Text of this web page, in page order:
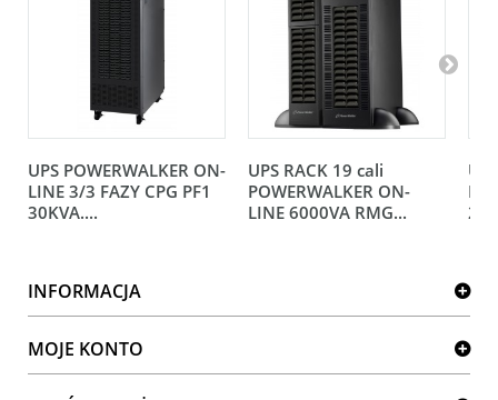
UPS POWERWALKER ON-
LINE 3/3 FAZY CPG PF1
30KVA....
UPS RACK 19 cali
POWERWALKER ON-
LINE 6000VA RMG...
INFORMACJA
MOJE KONTO